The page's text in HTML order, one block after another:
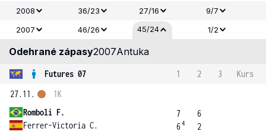
2008
36/23 27/16
9/7
2007
46/26 45/24 1/2
Odehrané zápasy2007Antuka
Futures 07 1 2 3
Kurs
27.11.
Romboli F.
Ferrer-Victoria C.
1K
7
64
6
2